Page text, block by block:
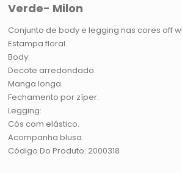
Verde- Milon
Conjunto de body e legging nas cores off
Estampa floral.
Body:
Decote arredondado.
Manga longa.
Fechamento por zíper.
Legging:
Cós com elástico.
Acompanha blusa.
Código Do Produto: 2000318